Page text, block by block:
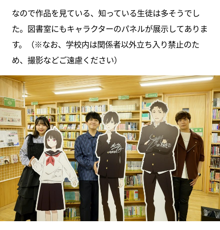
なので作品を見ている、知っている生徒は多そうでし
た。図書室にもキャラクターのパネルが展示してありま
す。（※なお、学校内は関係者以外立ち入り禁止のた
め、撮影などご遠慮ください）